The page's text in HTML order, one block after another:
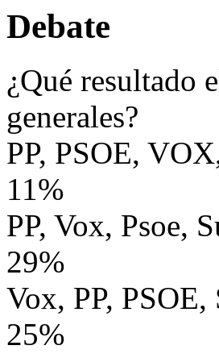
Debate
¿Qué resultado
generales?
PP, PSOE,
11%
PP, Vox, Psoe,
29%
Vox, PP, PSOE,
25%